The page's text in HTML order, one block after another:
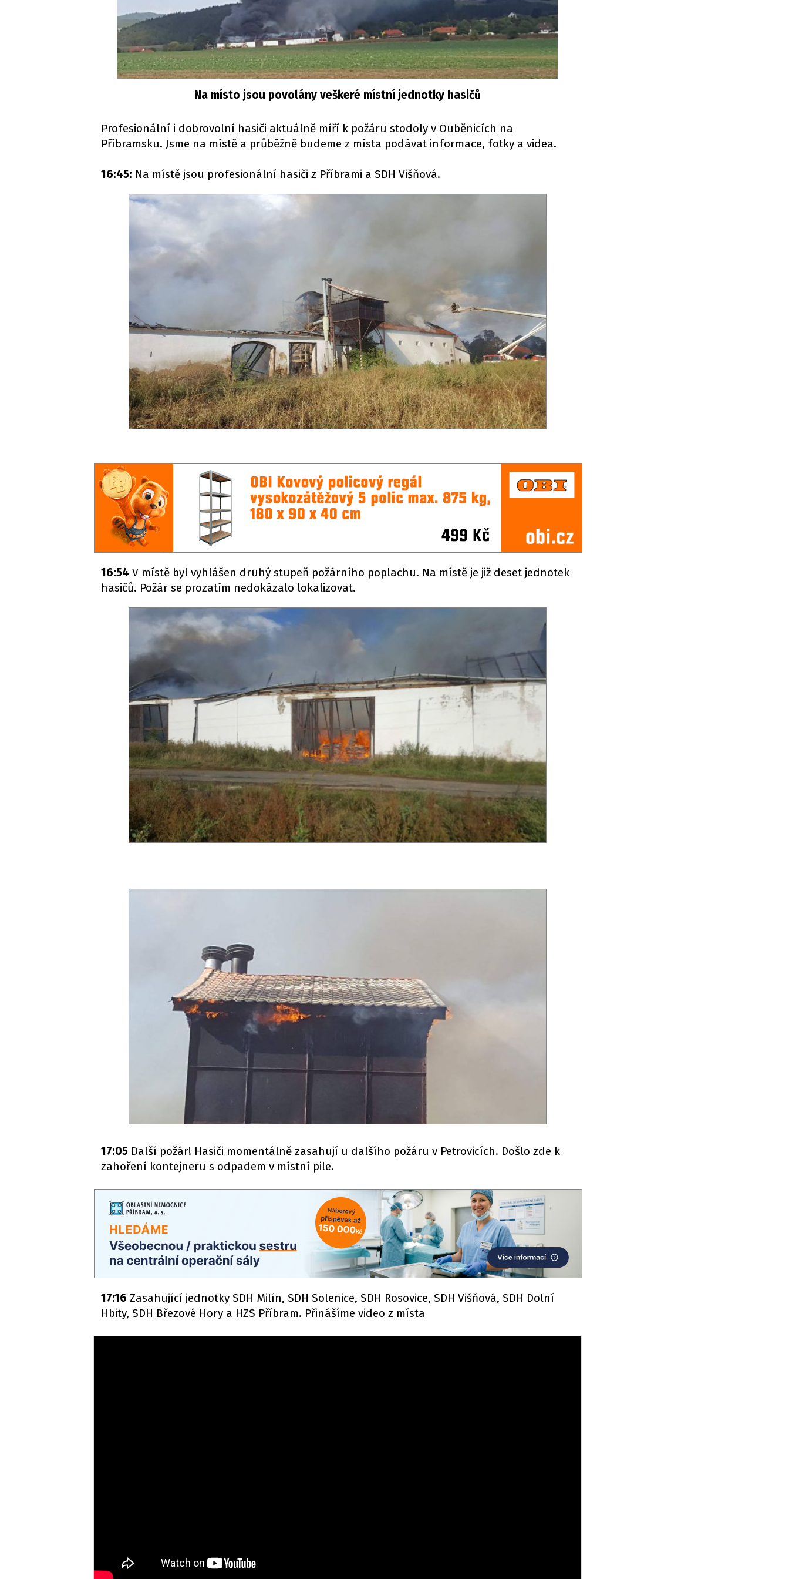
Na místo jsou povolány veškeré místní jednotky hasičů
Profesionální i dobrovolní hasiči aktuálně míří k požáru stodoly v Ouběnicích na
Příbramsku. Jsme na místě a průběžně budeme z místa podávat informace, fotky a videa.
16:45: Na místě jsou profesionální hasiči z Příbrami a SDH Višňová.
16:54 V místě byl vyhlášen druhý stupeň požárního poplachu. Na místě je již deset jednotek
hasičů. Požár se prozatím nedokázalo lokalizovat.
17:05 Další požár! Hasiči momentálně zasahují u dalšího požáru v Petrovicích. Došlo zde k
zahoření kontejneru s odpadem v místní pile.
17:16 Zasahující jednotky SDH Milín, SDH Solenice, SDH Rosovice, SDH Višňová, SDH Dolní
Hbity, SDH Březové Hory a HZS Příbram. Přinášíme video z místa